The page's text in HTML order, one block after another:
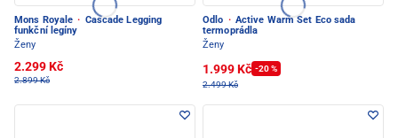
Mons Royale · Cascade Legging
funkční legíny
Ženy
2.299 Kč
2.899 Kč
Odlo · Active Warm Set Eco sada
termoprádla
Ženy
1.999 Kč -20 %
2.499 Kč